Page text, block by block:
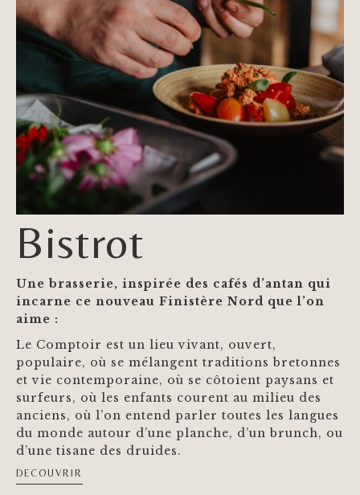
Bistrot
Une brasserie, inspirée des cafés d’antan qui
incarne ce nouveau Finistère Nord que l’on
aime :
Le Comptoir est un lieu vivant, ouvert,
populaire, où se mélangent traditions bretonnes
et vie contemporaine, où se côtoient paysans et
surfeurs, où les enfants courent au milieu des
anciens, où l’on entend parler toutes les langues
du monde autour d’une planche, d’un brunch, ou
d’une tisane des druides.
DECOUVRIR